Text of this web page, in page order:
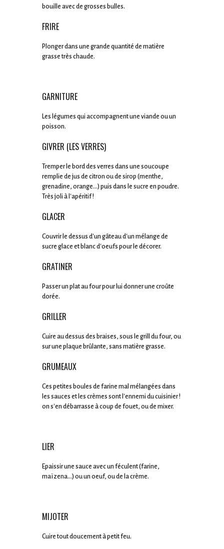
bouille avec de grosses bulles.
FRIRE
Plonger dans une grande quantité de matière
grasse très chaude.
GARNITURE
Les légumes qui accompagnent une viande ou un
poisson.
GIVRER (LES VERRES)
Tremper le bord des verres dans une soucoupe
remplie de jus de citron ou de sirop (menthe,
grenadine, orange...) puis dans le sucre en poudre.
Très joli à l'apéritif !
GLACER
Couvrir le dessus d'un gâteau d'un mélange de
sucre glace et blanc d'oeufs pour le décorer.
GRATINER
Passer un plat au four pour lui donner une croûte
dorée.
GRILLER
Cuire au dessus des braises, sous le grill du four, ou
sur une plaque brûlante, sans matière grasse.
GRUMEAUX
Ces petites boules de farine mal mélangées dans
les sauces et les crèmes sont l'ennemi du cuisinier !
on s'en débarrasse à coup de fouet, ou de mixer.
LIER
Epaissir une sauce avec un féculent (farine,
maïzena...) ou un oeuf, ou de la crème.
MIJOTER
Cuire tout doucement à petit feu.